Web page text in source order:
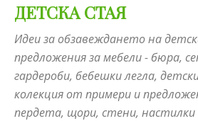
ДЕТСКА СТАЯ
Идеи за обзавеждането на
предложения за мебели - бюра,
гардероби, бебешки легла,
колекция от примери и
пердета, щори, стени, настилки